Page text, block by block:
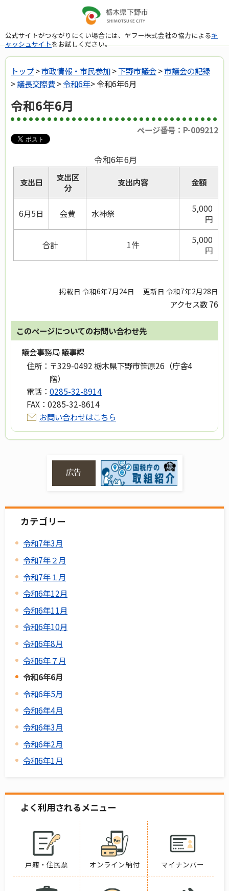
公式サイトがつながりにくい場合には、ヤフー株式会社の協力によるキ
ャッシュサイトをお試しください。
トップ>市政情報・市民参加>下野市議会>市議会の記録
>議長交際費>令和6年> 令和6年6月
令和6年6月
ページ番号：P-009212
令和6年6月
支出日
支出区
分
支出内容 金額
6月5日 会費 水神祭
5,000
円
合計 1件
5,000
円
掲載日 令和6年7月24日 更新日 令和7年2月28日
アクセス数76
このページについてのお問い合わせ先
議会事務局 議事課
住所： 〒329-0492 栃木県下野市笹原26（庁舎4
階）
電話： 0285-32-8914
FAX： 0285-32-8614
お問い合わせはこちら
広告
カテゴリー
令和7年3月
令和7年２月
令和7年１月
令和6年12月
令和6年11月
令和6年10月
令和6年8月
令和6年７月
令和6年6月
令和6年5月
令和6年4月
令和6年3月
令和6年2月
令和6年1月
よく利用されるメニュー
戸籍・住民票 オンライン納付 マイナンバー